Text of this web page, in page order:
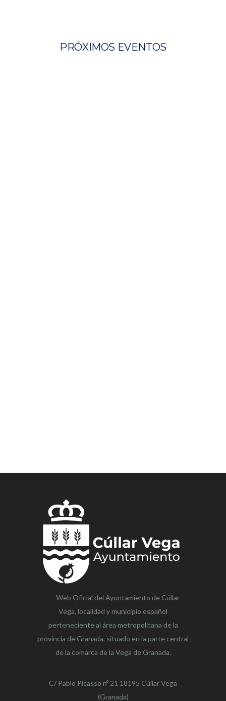
PRÓXIMOS EVENTOS
Web Oficial del Ayuntamiento de Cúllar
Vega, localidad y municipio español
perteneciente al área metropolitana de la
provincia de Granada, situado en la parte central
de la comarca de la Vega de Granada.
C/ Pablo Picasso nº 21 18195 Cúllar Vega
(Granada)